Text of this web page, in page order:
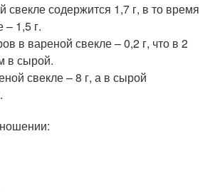
свекле содержится 1,7 г, в то время
– 1,5 г.
в вареной свекле – 0,2 г, что в 2
в сырой.
свекле – 8 г, а в сырой